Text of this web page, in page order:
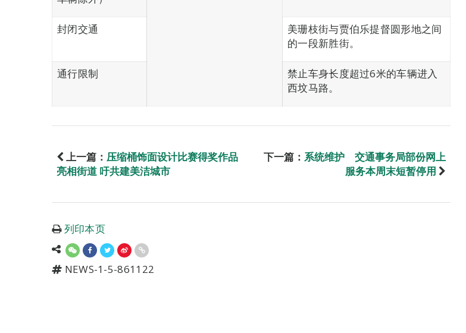
封闭交通
美珊枝街与贾伯乐提督圆形地之间
的一段新胜街。
通行限制
禁止车身长度超过6米的车辆进入
西坟马路。
上一篇： 压缩桶饰面设计比赛得奖作品
亮相街道 吁共建美洁城市
下一篇： 系统维护 交通事务局部份网上
服务本周末短暂停用
列印本页
NEWS-1-5-861122